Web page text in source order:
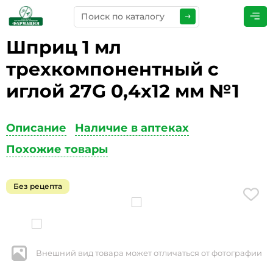
Шприц 1 мл
трехкомпонентный с
иглой 27G 0,4х12 мм №1
Описание
Наличие в аптеках
Похожие товары
Без рецепта
Внешний вид товара может отличаться от фотографии
ПРЕДСТАВЬТЕСЬ *